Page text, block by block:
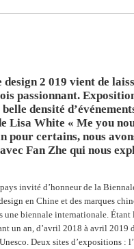
design 2 019 vient de
passionnant.
densité
Lisa White « Me you
pour certains, nous
Fan Zhe qui nous
invité d’honneur de la
en Chine et des marques
une biennale internationale. Étant
un an, d’avril 2018 à avril 2019
Deux sites d’expositions :